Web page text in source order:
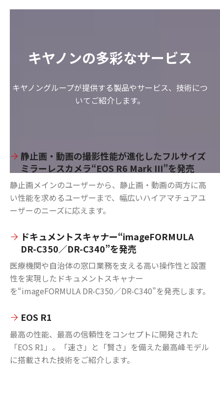
キヤノンの多彩なサービス
キヤノングループが提供する製品やサービス、技術につ
いてご紹介します。
静止画・動画の撮影性能が進化したフルサイズ
ミラーレスカメラ“EOS R6 Mark III”を発売
静止画メインのユーザーから、静止画・動画の両方に高
い性能を求めるユーザーまで、幅広いハイアマチュアユ
ーザーのニーズに応えます。
ドキュメントスキャナー“imageFORMULA
DR-C350／DR-C340”を発売
医療機関や自治体の窓口業務を支える高い操作性と設置
性を実現したドキュメントスキャナー
を“imageFORMULA DR-C350／DR-C340”を発売します。
EOS R1
最高の性能、最高の信頼性をコンセプトに開発された
「EOS R1」。「速さ」と「賢さ」を備えた最高峰モデル
に搭載された技術をご紹介します。